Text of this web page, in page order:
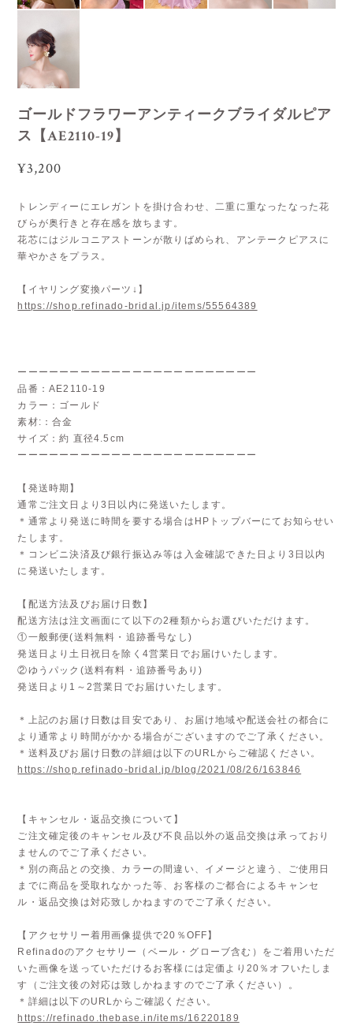
ゴールドフラワーアンティークブライダルピア
ス【AE2110-19】
¥3,200
トレンディーにエレガントを掛け合わせ、二重に重なったなった花
びらが奥行きと存在感を放ちます。
花芯にはジルコニアストーンが散りばめられ、アンテークピアスに
華やかさをプラス。
【イヤリング変換パーツ↓】
https://shop.refinado-bridal.jp/items/55564389
ーーーーーーーーーーーーーーーーーーーーーーー
品番：AE2110-19
カラー：ゴールド
素材:：合金
サイズ：約 直径4.5cm
ーーーーーーーーーーーーーーーーーーーーーーー
【発送時期】
通常ご注文日より3日以内に発送いたします。
＊通常より発送に時間を要する場合はHPトップバーにてお知らせい
たします。
＊コンビニ決済及び銀行振込み等は入金確認できた日より3日以内
に発送いたします。
【配送方法及びお届け日数】
配送方法は注文画面にて以下の2種類からお選びいただけます。
①一般郵便(送料無料・追跡番号なし)
発送日より土日祝日を除く4営業日でお届けいたします。
②ゆうパック(送料有料・追跡番号あり)
発送日より1～2営業日でお届けいたします。
＊上記のお届け日数は目安であり、お届け地域や配送会社の都合に
より通常より時間がかかる場合がございますのでご了承ください。
＊送料及びお届け日数の詳細は以下のURLからご確認ください。
https://shop.refinado-bridal.jp/blog/2021/08/26/163846
【キャンセル・返品交換について】
ご注文確定後のキャンセル及び不良品以外の返品交換は承っており
ませんのでご了承ください。
＊別の商品との交換、カラーの間違い、イメージと違う、ご使用日
までに商品を受取れなかった等、お客様のご都合によるキャンセ
ル・返品交換は対応致しかねますのでご了承ください。
【アクセサリー着用画像提供で20％OFF】
Refinadoのアクセサリー（ベール・グローブ含む）をご着用いただ
いた画像を送っていただけるお客様には定価より20％オフいたしま
す（ご注文後の対応は致しかねますのでご了承ください）。
＊詳細は以下のURLからご確認ください。
https://refinado.thebase.in/items/16220189